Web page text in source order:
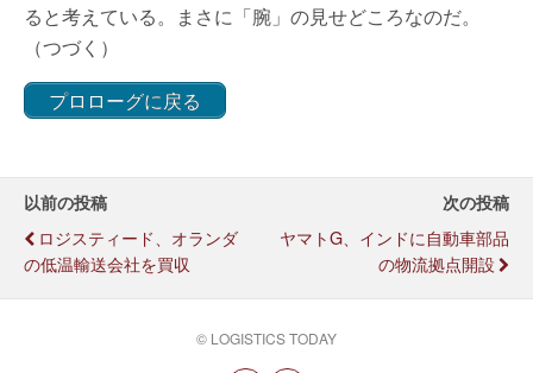
ると考えている。まさに「腕」の見せどころなのだ。
（つづく）
プロローグに戻る
以前の投稿
ロジスティード、オランダ
の低温輸送会社を買収
次の投稿
ヤマトG、インドに自動車部品
の物流拠点開設
© LOGISTICS TODAY